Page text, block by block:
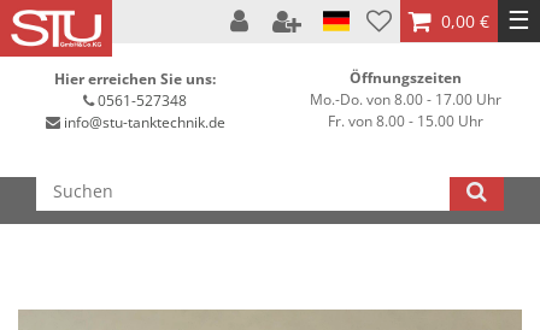
0,00 € ☰
Hier erreichen Sie uns:
0561-527348
info@stu-tanktechnik.de
Öffnungszeiten
Mo.-Do. von 8.00 - 17.00 Uhr
Fr. von 8.00 - 15.00 Uhr